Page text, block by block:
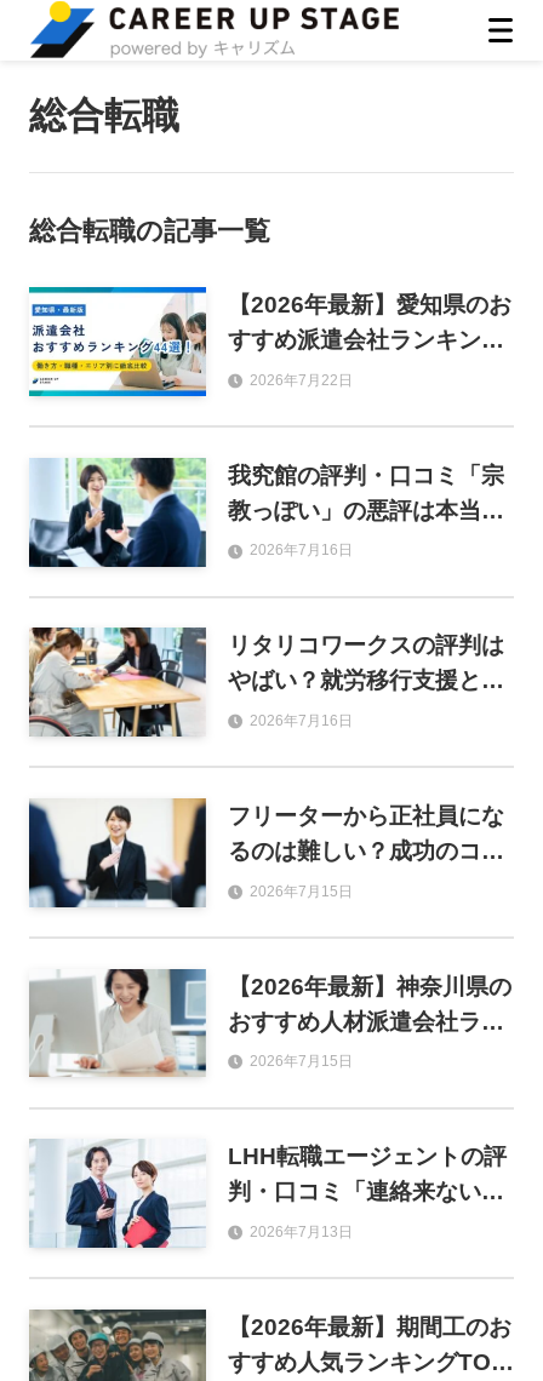
総合転職
総合転職の記事一覧
【2026年最新】愛知県のお
すすめ派遣会社ランキング
44選！働き方・職種・エリ
2026年7月22日
我究館の評判・口コミ「宗
教っぽい」の悪評は本当？
利用するメリットや登録の
2026年7月16日
リタリコワークスの評判は
やばい？就労移行支援とし
ての強みと就職実績を解説
2026年7月16日
フリーターから正社員にな
るのは難しい？成功のコツ
とおすすめ職種を解説
2026年7月15日
【2026年最新】神奈川県の
おすすめ人材派遣会社ラン
キング46選！単発・事務・
2026年7月15日
LHH転職エージェントの評
判・口コミ「連絡来ない」
は本当？年収アップの実情
2026年7月13日
【2026年最新】期間工のお
すすめ人気ランキングTOP